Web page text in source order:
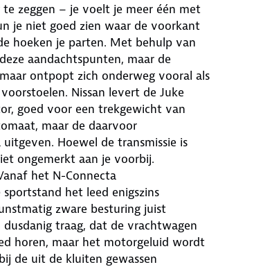
zeggen – je voelt je meer één met
je niet goed zien waar de voorkant
hoeken je parten. Met behulp van
aandachtspunten, maar de
ontpopt zich onderweg vooral als
Nissan levert de Juke
goed voor een trekgewicht van
maar de daarvoor
Hoewel de transmissie is
ongemerkt aan je voorbij.
het N-Connecta
het leed enigszins
zware besturing juist
traag, dat de vrachtwagen
horen, maar het motorgeluid wordt
de uit de kluiten gewassen